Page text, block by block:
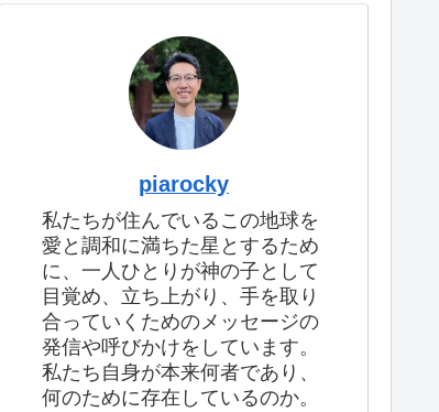
piarocky
私たちが住んでいるこの地球を
愛と調和に満ちた星とするため
に、一人ひとりが神の子として
目覚め、立ち上がり、手を取り
合っていくためのメッセージの
発信や呼びかけをしています。
私たち自身が本来何者であり、
何のために存在しているのか。